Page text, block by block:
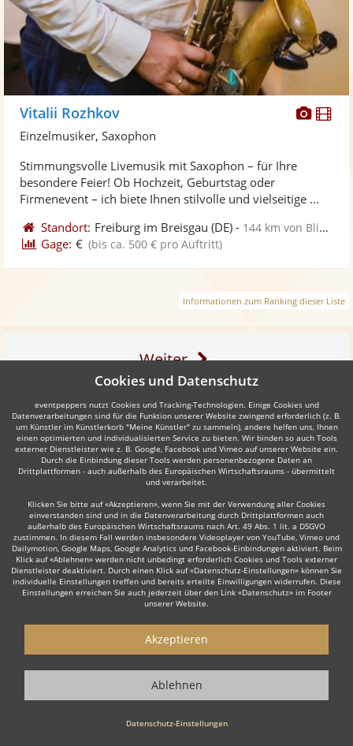
Vitalii Rozhkov
Einzelmusiker, Saxophon
Stimmungsvolle Livemusik mit Saxophon – für Ihre
besondere Feier! Ob Hochzeit, Geburtstag oder
Firmenevent – ich biete Ihnen stilvolle und vielseitige ...
Standort: Freiburg im Breisgau (DE) - 144 km von Blieskastel
Gage: € (bis ca. 500 € pro Auftritt)
Informationen zum Ranking dieser Liste
Weiter
Auch interessant:
Jazz-Ensemble Geiger & Streicher Klarinettist
Wie funktioniert's?
1. Kostenlos anfragen
Starten Sie mit dem Button 'Kostenlos anfragen' eine Anfrage an die für
Sie interessanten Solomusiker - also z. B. bestimmte Saxophonisten.
Diesen Button finden Sie auf den jeweiligen Künstler-Profil-Seiten der
2. Angebote erhalten & Details besprechen
Cookies und Datenschutz
eventpeppers nutzt Cookies und Tracking-Technologien. Einige Cookies und
Datenverarbeitungen sind für die Funktion unserer Website zwingend erforderlich (z. B.
um Künstler im Künstlerkorb "Meine Künstler" zu sammeln), andere helfen uns, Ihnen
einen optimierten und individualisierten Service zu bieten. Wir binden so auch Tools
externer Dienstleister wie z. B. Google, Facebook und Vimeo auf unserer Website ein.
Durch die Einbindung dieser Tools werden personenbezogene Daten an
Drittplattformen - auch außerhalb des Europäischen Wirtschaftsraums - übermittelt
und verarbeitet.
Klicken Sie bitte auf «Akzeptieren», wenn Sie mit der Verwendung aller Cookies
einverstanden sind und in die Datenverarbeitung durch Drittplattformen auch
außerhalb des Europäischen Wirtschaftsraums nach Art. 49 Abs. 1 lit. a DSGVO
zustimmen. In diesem Fall werden insbesondere Videoplayer von YouTube, Vimeo und
Dailymotion, Google Maps, Google Analytics und Facebook-Einbindungen aktiviert. Beim
Klick auf «Ablehnen» werden nicht unbedingt erforderlich Cookies und Tools externer
Dienstleister deaktiviert. Durch einen Klick auf «Datenschutz-Einstellungen» können Sie
individuelle Einstellungen treffen und bereits erteilte Einwilligungen widerrufen. Diese
Einstellungen erreichen Sie auch jederzeit über den Link «Datenschutz» im Footer
unserer Website.
Datenschutz-Einstellungen
Akzeptieren
Ablehnen